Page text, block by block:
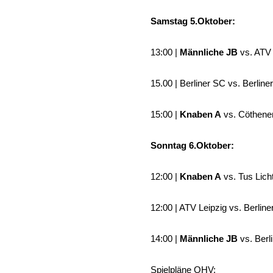
Samstag 5.Oktober:
13:00 | Männliche JB vs.
15.00 | Berliner SC vs.
15:00 | Knaben A vs.
Sonntag 6.Oktober:
12:00 | Knaben A vs. Tus
12:00 | ATV Leipzig vs.
14:00 | Männliche JB vs.
Spielpläne OHV: